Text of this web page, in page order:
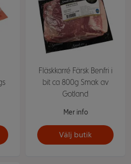
Fläskkarré Färsk Benfri i
bit ca 800g Smak av
Gotland
Mer info
Välj butik